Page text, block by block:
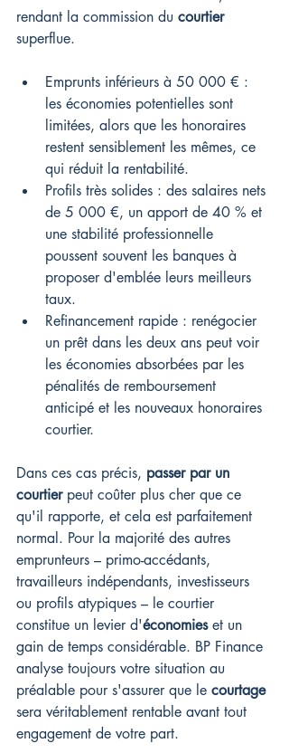
rendant la commission du courtier
superflue.
Emprunts inférieurs à 50 000 € :
les économies potentielles sont
limitées, alors que les honoraires
restent sensiblement les mêmes, ce
qui réduit la rentabilité.
Profils très solides : des salaires nets
de 5 000 €, un apport de 40 % et
une stabilité professionnelle
poussent souvent les banques à
proposer d'emblée leurs meilleurs
taux.
Refinancement rapide : renégocier
un prêt dans les deux ans peut voir
les économies absorbées par les
pénalités de remboursement
anticipé et les nouveaux honoraires
courtier.
Dans ces cas précis, passer par un
courtier peut coûter plus cher que ce
qu'il rapporte, et cela est parfaitement
normal. Pour la majorité des autres
emprunteurs – primo-accédants,
travailleurs indépendants, investisseurs
ou profils atypiques – le courtier
constitue un levier d'économies et un
gain de temps considérable. BP Finance
analyse toujours votre situation au
préalable pour s'assurer que le courtage
sera véritablement rentable avant tout
engagement de votre part.